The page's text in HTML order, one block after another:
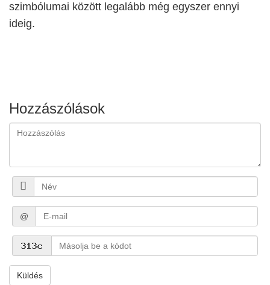
szimbólumai között legalább még egyszer ennyi
ideig.
Hozzászólások
@
Küldés